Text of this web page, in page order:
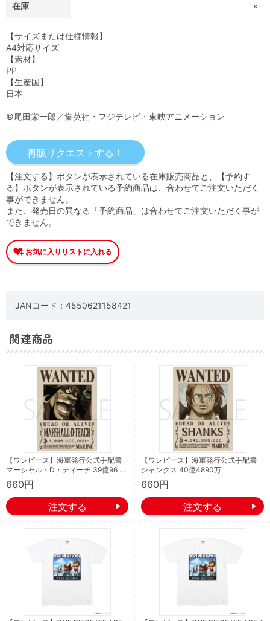
在庫 ×
【サイズまたは仕様情報】
A4対応サイズ
【素材】
PP
【生産国】
日本
©尾田栄一郎／集英社・フジテレビ・東映アニメーション
【注文する】ボタンが表示されている在庫販売商品と、【予約す
る】ボタンが表示されている予約商品は、合わせてご注文いただく
事ができません。
また、発売日の異なる「予約商品」は合わせてご注文いただく事が
できません。
JANコード：4550621158421
関連商品
【ワンピース】海軍発行公式手配書
マーシャル・D・ティーチ 39億96 …
660円
【ワンピース】海軍発行公式手配書
シャンクス 40億4890万
660円